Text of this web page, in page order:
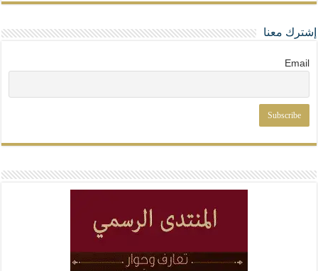
إشترك معنا
Email